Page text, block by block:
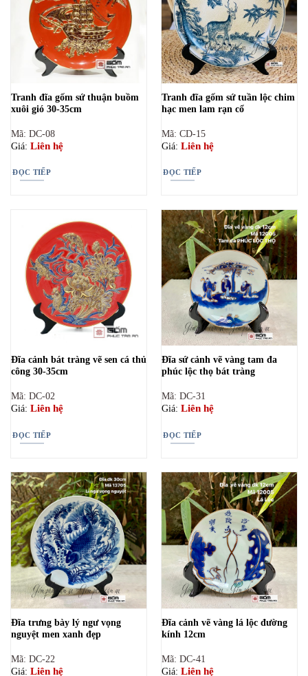
Tranh đĩa gốm sứ thuận buồm
xuôi gió 30-35cm
Mã: DC-08
Giá: Liên hệ
ĐỌC TIẾP
Tranh đĩa gốm sứ tuần lộc chim
hạc men lam rạn cổ
Mã: CD-15
Giá: Liên hệ
ĐỌC TIẾP
Đĩa cảnh bát tràng vẽ sen cá thủ
công 30-35cm
Mã: DC-02
Giá: Liên hệ
ĐỌC TIẾP
Đĩa sứ cảnh vẽ vàng tam đa
phúc lộc thọ bát tràng
Mã: DC-31
Giá: Liên hệ
ĐỌC TIẾP
Đĩa trưng bày lý ngư vọng
nguyệt men xanh đẹp
Mã: DC-22
Giá: Liên hệ
Đĩa cảnh vẽ vàng lá lộc đường
kính 12cm
Mã: DC-41
Giá: Liên hệ